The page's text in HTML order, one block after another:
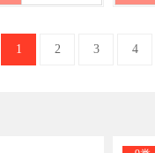
1 2 3 4